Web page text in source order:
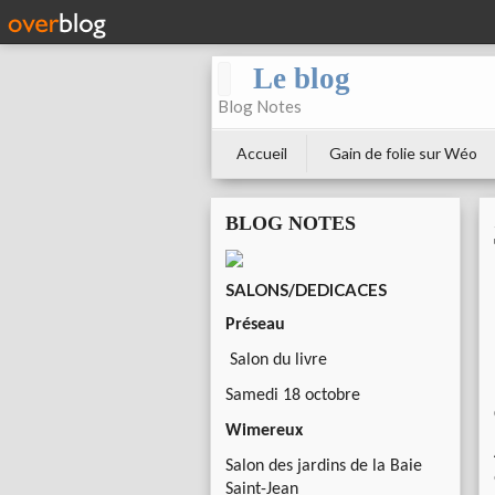
Le blog
Blog Notes
Accueil Gain de folie sur Wéo
BLOG NOTES
SALONS/DEDICACES
Préseau
Salon du livre
Samedi 18 octobre
Wimereux
Salon des jardins de la Baie
Saint-Jean